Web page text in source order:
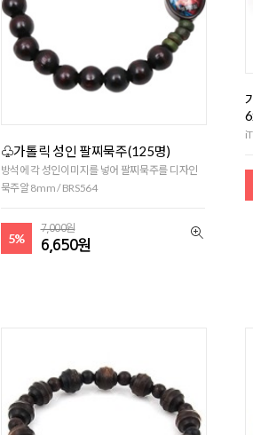
♧가톨릭 성인 팔찌묵주(125명)
방석에 각 성인이미지를 넣어 팔찌묵주를 디자인
묵주알 8mm / BRS564
5%
7,000원
6,650원